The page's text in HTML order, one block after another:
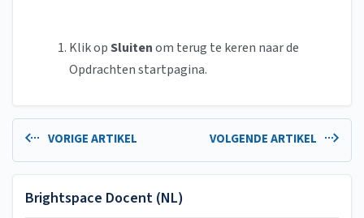
Klik opSluitenom terug te keren naar de
Opdrachten startpagina.
VORIGE ARTIKEL VOLGENDE ARTIKEL
Brightspace Docent (NL)